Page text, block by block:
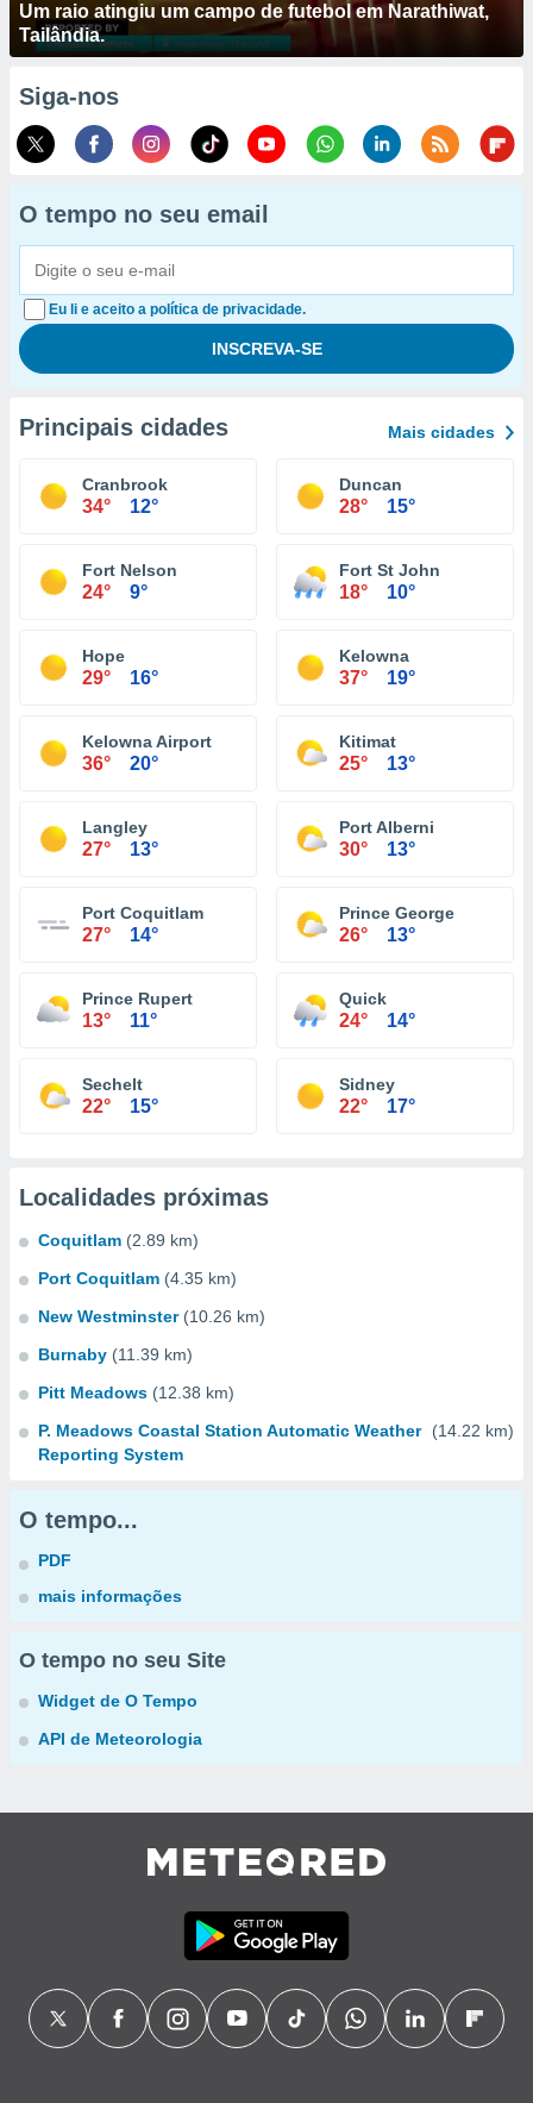
Um raio atingiu um campo de futebol em Narathiwat,
Tailândia.
Siga-nos
O tempo no seu email
Eu li e aceito a política de privacidade.
Principais cidades Mais cidades
Cranbrook
34° 12°
Duncan
28° 15°
Fort Nelson
24° 9°
Fort St John
18° 10°
Hope
29° 16°
Kelowna
37° 19°
Kelowna Airport
36° 20°
Kitimat
25° 13°
Langley
27° 13°
Port Alberni
30° 13°
Port Coquitlam
27° 14°
Prince George
26° 13°
Prince Rupert
13° 11°
Quick
24° 14°
Sechelt
22° 15°
Sidney
22° 17°
Localidades próximas
Coquitlam (2.89 km)
Port Coquitlam (4.35 km)
New Westminster (10.26 km)
Burnaby (11.39 km)
Pitt Meadows (12.38 km)
P. Meadows Coastal Station Automatic Weather
Reporting System
(14.22 km)
O tempo...
PDF
mais informações
O tempo no seu Site
Widget de O Tempo
API de Meteorologia